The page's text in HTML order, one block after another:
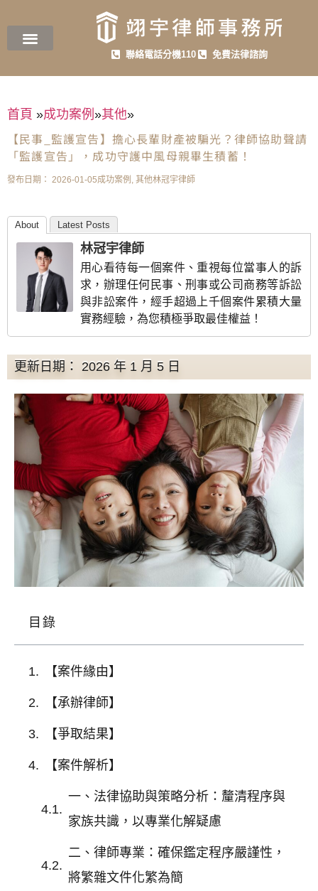
聯絡電話分機110 免費法律諮詢
首頁 »成功案例 »其他»
【民事_監護宣告】擔心長輩財產被騙光？律師協助聲請
「監護宣告」，成功守護中風母親畢生積蓄！
發布日期： 2026-01-05成功案例 , 其他林冠宇律師
About Latest Posts
林冠宇律師
用心看待每一個案件、重視每位當事人的訴
求，辦理任何民事、刑事或公司商務等訴訟
與非訟案件，經手超過上千個案件累積大量
實務經驗，為您積極爭取最佳權益！
更新日期： 2026 年 1 月 5 日
目錄
【案件緣由】
【承辦律師】
【爭取結果】
【案件解析】
一、法律協助與策略分析：釐清程序與
家族共識，以專業化解疑慮
二、律師專業：確保鑑定程序嚴謹性，
將繁雜文件化繁為簡